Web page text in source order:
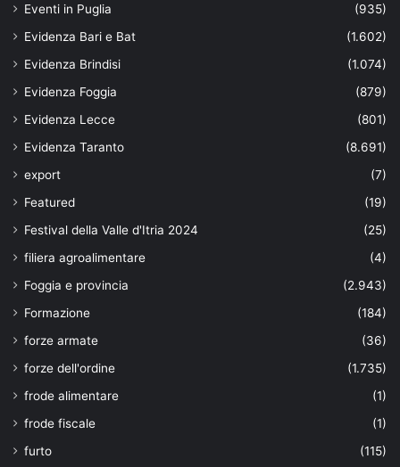
Eventi in Puglia
(935)
Evidenza Bari e Bat
(1.602)
Evidenza Brindisi
(1.074)
Evidenza Foggia
(879)
Evidenza Lecce
(801)
Evidenza Taranto
(8.691)
export
(7)
Featured
(19)
Festival della Valle d'Itria 2024
(25)
filiera agroalimentare
(4)
Foggia e provincia
(2.943)
Formazione
(184)
forze armate
(36)
forze dell'ordine
(1.735)
frode alimentare
(1)
frode fiscale
(1)
furto
(115)